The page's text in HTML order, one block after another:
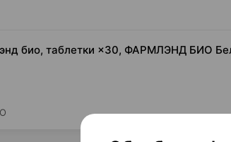
био, таблетки ×30, ФАРМЛЭНД БИО